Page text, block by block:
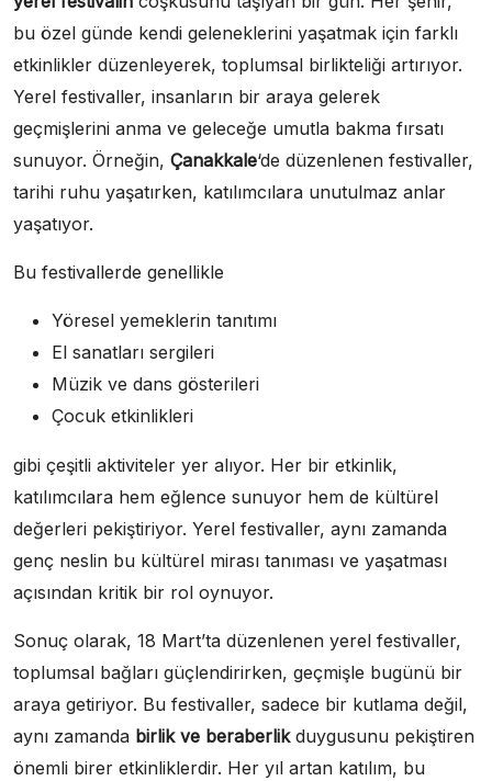
bu özel günde kendi geleneklerini yaşatmak için farklı
etkinlikler düzenleyerek, toplumsal birlikteliği artırıyor.
Yerel festivaller, insanların bir araya gelerek
geçmişlerini anma ve geleceğe umutla bakma fırsatı
sunuyor. Örneğin, Çanakkale‘de düzenlenen festivaller,
tarihi ruhu yaşatırken, katılımcılara unutulmaz anlar
yaşatıyor.
Bu festivallerde genellikle
Yöresel yemeklerin tanıtımı
El sanatları sergileri
Müzik ve dans gösterileri
Çocuk etkinlikleri
gibi çeşitli aktiviteler yer alıyor. Her bir etkinlik,
katılımcılara hem eğlence sunuyor hem de kültürel
değerleri pekiştiriyor. Yerel festivaller, aynı zamanda
genç neslin bu kültürel mirası tanıması ve yaşatması
açısından kritik bir rol oynuyor.
Sonuç olarak, 18 Mart’ta düzenlenen yerel festivaller,
toplumsal bağları güçlendirirken, geçmişle bugünü bir
araya getiriyor. Bu festivaller, sadece bir kutlama değil,
aynı zamanda birlik ve beraberlikduygusunu pekiştiren
önemli birer etkinliklerdir. Her yıl artan katılım, bu